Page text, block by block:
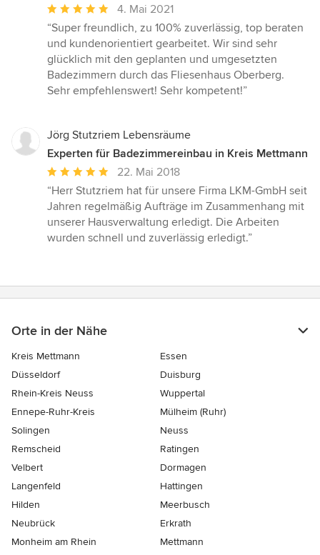
Durchschnittliche
Bewertung:
5
von
5
Sternen
4. Mai 2021
“Super freundlich, zu 100% zuverlässig, top beraten
und kundenorientiert gearbeitet. Wir sind sehr
glücklich mit den geplanten und umgesetzten
Badezimmern durch das Fliesenhaus Oberberg.
Sehr empfehlenswert! Sehr kompetent!”
Jörg Stutzriem Lebensräume
Experten für Badezimmereinbau in Kreis Mettmann
Durchschnittliche
Bewertung:
5
von
5
22. Mai 2018
“Herr Stutzriem hat für unsere Firma LKM-GmbH seit
Jahren regelmäßig Aufträge im Zusammenhang mit
unserer Hausverwaltung erledigt. Die Arbeiten
wurden schnell und zuverlässig erledigt.”
Orte in der Nähe
Kreis Mettmann
Essen
Düsseldorf
Duisburg
Rhein-Kreis Neuss
Wuppertal
Ennepe-Ruhr-Kreis
Mülheim (Ruhr)
Solingen
Neuss
Remscheid
Ratingen
Velbert
Dormagen
Langenfeld
Hattingen
Hilden
Meerbusch
Neubrück
Erkrath
Monheim am Rhein
Mettmann